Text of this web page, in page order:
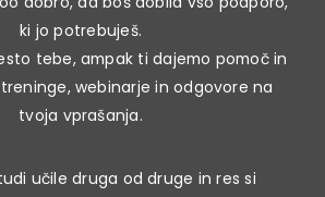
ki jo potrebuješ.
tebe, ampak ti dajemo pomoč in
webinarje in odgovore na
tvoja vprašanja.
učile druga od druge in res si